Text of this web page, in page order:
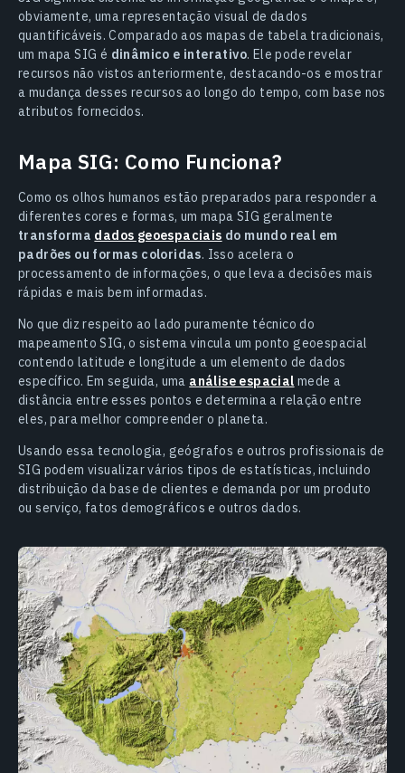
obviamente, uma representação visual de dados
quantificáveis. Comparado aos mapas de tabela tradicionais,
um mapa SIG é dinâmico e interativo. Ele pode revelar
recursos não vistos anteriormente, destacando-os e mostrar
a mudança desses recursos ao longo do tempo, com base nos
atributos fornecidos.
Mapa SIG: Como Funciona?
Como os olhos humanos estão preparados para responder a
diferentes cores e formas, um mapa SIG geralmente
transforma dados geoespaciais do mundo real em
padrões ou formas coloridas. Isso acelera o
processamento de informações, o que leva a decisões mais
rápidas e mais bem informadas.
No que diz respeito ao lado puramente técnico do
mapeamento SIG, o sistema vincula um ponto geoespacial
contendo latitude e longitude a um elemento de dados
específico. Em seguida, uma análise espacial mede a
distância entre esses pontos e determina a relação entre
eles, para melhor compreender o planeta.
Usando essa tecnologia, geógrafos e outros profissionais de
SIG podem visualizar vários tipos de estatísticas, incluindo
distribuição da base de clientes e demanda por um produto
ou serviço, fatos demográficos e outros dados.